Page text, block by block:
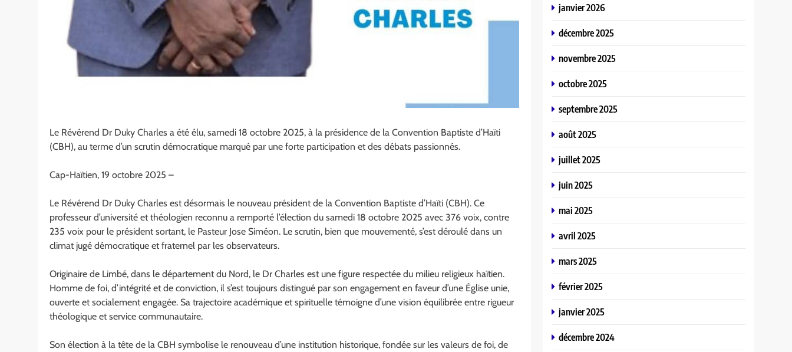
Le Révérend Dr Duky Charles a été élu, samedi 18 octobre 2025, à la présidence de la Convention Baptiste d’Haïti
(CBH), au terme d’un scrutin démocratique marqué par une forte participation et des débats passionnés.
Cap-Haïtien, 19 octobre 2025 –
Le Révérend Dr Duky Charles est désormais le nouveau président de la Convention Baptiste d’Haïti (CBH). Ce
professeur d’université et théologien reconnu a remporté l’élection du samedi 18 octobre 2025 avec 376 voix, contre
235 voix pour le président sortant, le Pasteur Jose Siméon. Le scrutin, bien que mouvementé, s’est déroulé dans un
climat jugé démocratique et fraternel par les observateurs.
Originaire de Limbé, dans le département du Nord, le Dr Charles est une figure respectée du milieu religieux haïtien.
Homme de foi, d’intégrité et de conviction, il s’est toujours distingué par son engagement en faveur d’une Église unie,
ouverte et socialement engagée. Sa trajectoire académique et spirituelle témoigne d’une vision équilibrée entre rigueur
théologique et service communautaire.
Son élection à la tête de la CBH symbolise le renouveau d’une institution historique, fondée sur les valeurs de foi, de
janvier 2026
décembre 2025
novembre 2025
octobre 2025
septembre 2025
août 2025
juillet 2025
juin 2025
mai 2025
avril 2025
mars 2025
février 2025
janvier 2025
décembre 2024